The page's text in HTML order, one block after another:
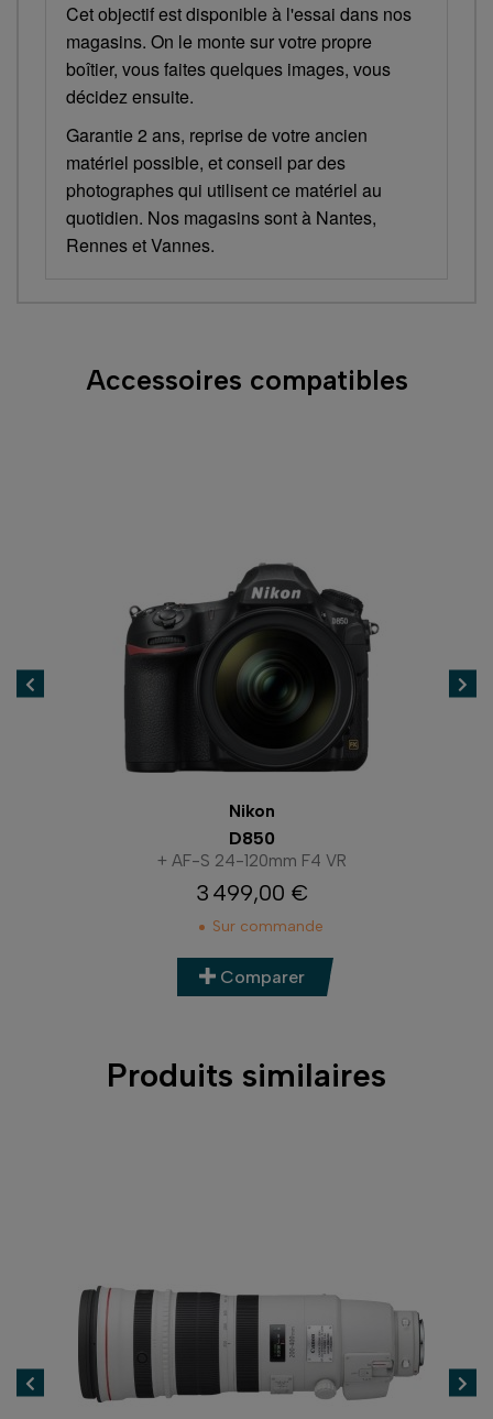
Cet objectif est disponible à l'essai dans nos
magasins. On le monte sur votre propre
boîtier, vous faites quelques images, vous
décidez ensuite.
Garantie 2 ans, reprise de votre ancien
matériel possible, et conseil par des
photographes qui utilisent ce matériel au
quotidien. Nos magasins sont à Nantes,
Rennes et Vannes.
Accessoires compatibles
Nikon
D850
+ AF-S 24-120mm F4 VR
Prix
3 499,00 €
Sur commande
Comparer
Produits similaires